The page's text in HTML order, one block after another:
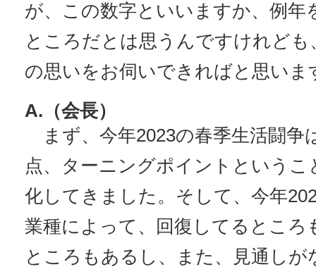
が、この数字といいますか、例年
ところだとは思うんですけれども
の思いをお伺いできればと思いま
A.（会長）
まず、今年2023の春季生活闘争
点、ターニングポイントというこ
化してきました。そして、今年
業種によって、回復してるところ
ところもあるし、また、見通し